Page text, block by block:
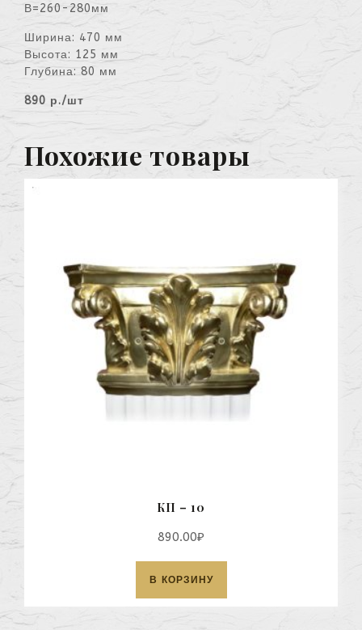
В=260-280мм
Ширина: 470 мм
Высота: 125 мм
Глубина: 80 мм
890 р./шт
Похожие товары
КП – 10
890.00₽
В КОРЗИНУ